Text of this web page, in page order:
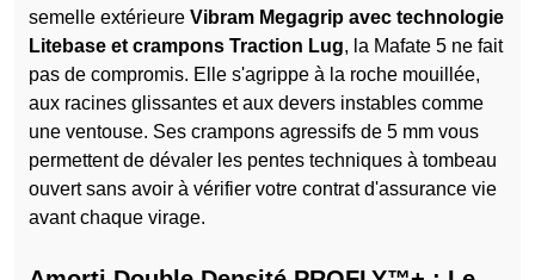
semelle extérieure Vibram Megagrip avec technologie
Litebase et crampons Traction Lug, la Mafate 5 ne fait
pas de compromis. Elle s'agrippe à la roche mouillée,
aux racines glissantes et aux devers instables comme
une ventouse. Ses crampons agressifs de 5 mm vous
permettent de dévaler les pentes techniques à tombeau
ouvert sans avoir à vérifier votre contrat d'assurance vie
avant chaque virage.